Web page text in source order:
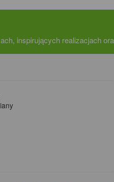
inspirujących realizacjach